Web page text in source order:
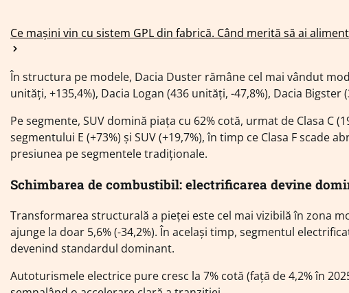
Ce mașini vin cu sistem GPL din fabrică. Când merită să ai
În structura pe modele, Dacia Duster rămâne cel mai vândut
unități, +135,4%), Dacia Logan (436 unități, -47,8%), Dacia
Pe segmente, SUV domină piața cu 62% cotă, urmat de Clasa C
segmentului E (+73%) și SUV (+19,7%), în timp ce Clasa F scade
presiunea pe segmentele tradiționale.
Schimbarea de combustibil: electrificarea devine
Transformarea structurală a pieței este cel mai vizibilă în zona
ajunge la doar 5,6% (-34,2%). În același timp, segmentul
devenind standardul dominant.
Autoturismele electrice pure cresc la 7% cotă (față de 4,2% în